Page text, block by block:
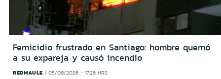
Femicidio frustrado en Santiago: hombre quemó
a su expareja y causó incendio
REDMAULE 05/08/2026 - 17:26 HRS